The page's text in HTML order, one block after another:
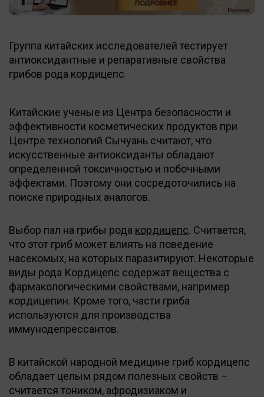
Группа китайских исследователей тестирует
антиоксидантные и репаративные свойства
грибов рода кордицепс
Китайские ученые из Центра безопасности и
эффективности косметических продуктов при
Центре технологий Сычуань считают, что
искусственные антиоксиданты обладают
определенной токсичностью и побочными
эффектами. Поэтому они сосредоточились на
поиске природных аналогов.
Выбор пал на грибы рода кордицепс. Считается,
что этот гриб может влиять на поведение
насекомых, на которых паразитируют. Некоторые
виды рода Кордицепс содержат вещества с
фармакологическими свойствами, например
кордицепин. Кроме того, части гриба
используются для производства
иммунодепрессантов.
В китайской народной медицине гриб кордицепс
обладает целым рядом полезных свойств –
считается тоником, афродизиаком и